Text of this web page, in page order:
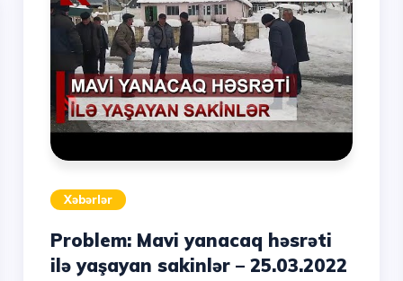
Xəbərlər
Problem: Mavi yanacaq həsrəti
ilə yaşayan sakinlər – 25.03.2022